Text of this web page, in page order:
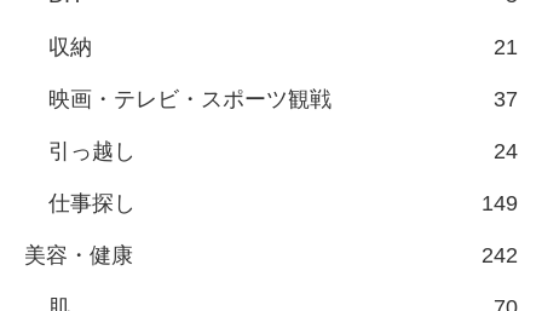
収納 21
映画・テレビ・スポーツ観戦 37
引っ越し 24
仕事探し 149
美容・健康 242